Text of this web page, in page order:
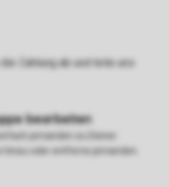
jemanden zu Deiner
hinzu oder entferne jemanden.